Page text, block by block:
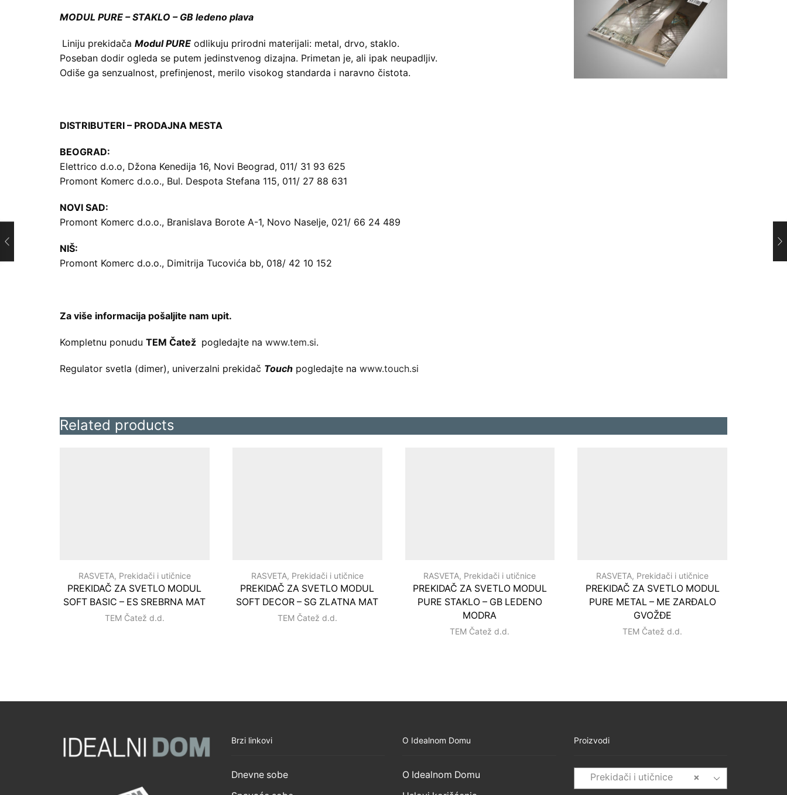
MODUL PURE – STAKLO – GB ledeno plava
Liniju prekidača Modul PURE odlikuju prirodni materijali: metal, drvo, staklo.
Poseban dodir ogleda se putem jedinstvenog dizajna. Primetan je, ali ipak neupadljiv.
Odiše ga senzualnost, prefinjenost, merilo visokog standarda i naravno čistota.
DISTRIBUTERI – PRODAJNA MESTA
BEOGRAD:
Elettrico d.o.o, Džona Kenedija 16, Novi Beograd, 011/ 31 93 625
Promont Komerc d.o.o., Bul. Despota Stefana 115, 011/ 27 88 631
NOVI SAD:
Promont Komerc d.o.o., Branislava Borote A-1, Novo Naselje, 021/ 66 24 489
NIŠ:
Promont Komerc d.o.o., Dimitrija Tucovića bb, 018/ 42 10 152
Za više informacija pošaljite nam upit.
Kompletnu ponudu TEM Čatež pogledajte na www.tem.si.
Regulator svetla (dimer), univerzalni prekidač Touch pogledajte na www.touch.si
Related products
RASVETA, Prekidači i utičnice
PREKIDAČ ZA SVETLO MODUL
SOFT BASIC – ES SREBRNA MAT
TEM Čatež d.d.
RASVETA, Prekidači i utičnice
PREKIDAČ ZA SVETLO MODUL
SOFT DECOR – SG ZLATNA MAT
TEM Čatež d.d.
RASVETA, Prekidači i utičnice
PREKIDAČ ZA SVETLO MODUL
PURE STAKLO – GB LEDENO
MODRA
TEM Čatež d.d.
RASVETA, Prekidači i utičnice
PREKIDAČ ZA SVETLO MODUL
PURE METAL – ME ZARĐALO
GVOŽĐE
TEM Čatež d.d.
Brzi linkovi
Dnevne sobe
O Idealnom Domu
O Idealnom Domu
Proizvodi
×
Prekidači i utičnice